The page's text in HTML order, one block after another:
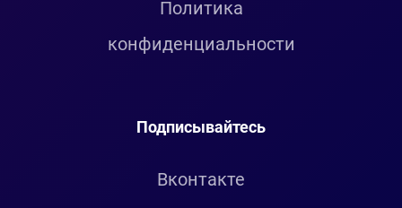
Политика
конфиденциальности
Подписывайтесь
Вконтакте